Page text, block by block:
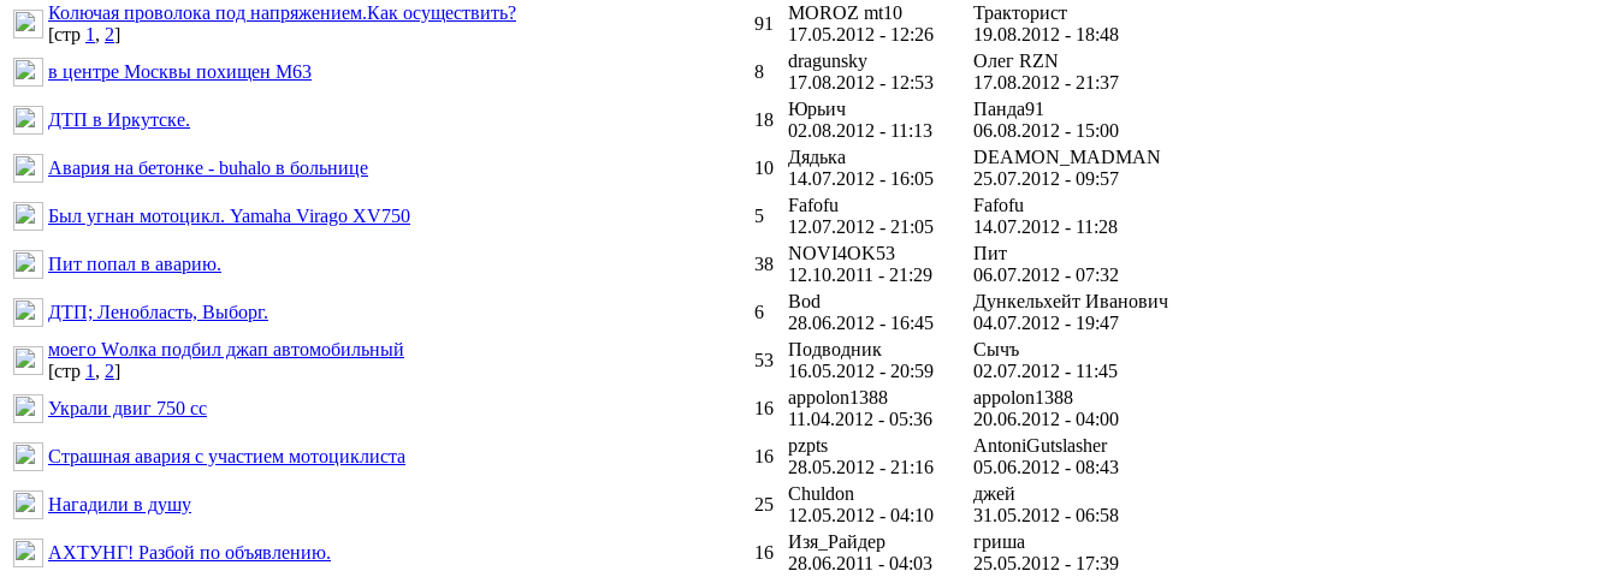
Колючая проволока под напряжением.Как осуществить?
[cтр 1, 2]
91
MOROZ mt10
17.05.2012 - 12:26
Тракторист
19.08.2012 - 18:48
в центре Москвы похищен М63
8
dragunsky
17.08.2012 - 12:53
Олег RZN
17.08.2012 - 21:37
ДТП в Иркутске.
18
Юрьич
02.08.2012 - 11:13
Панда91
06.08.2012 - 15:00
Авария на бетонке - buhalo в больнице
10
Дядька
14.07.2012 - 16:05
DEAMON_MADMAN
25.07.2012 - 09:57
Был угнан мотоцикл. Yamaha Virago XV750
5
Fafofu
12.07.2012 - 21:05
Fafofu
14.07.2012 - 11:28
Пит попал в аварию.
38
NOVI4OK53
12.10.2011 - 21:29
Пит
06.07.2012 - 07:32
ДТП; Ленобласть, Выборг.
6
Bod
28.06.2012 - 16:45
Дункельхейт Иванович
04.07.2012 - 19:47
моего Wолка подбил джап автомобильный
[cтр 1, 2]
53
Подводник
16.05.2012 - 20:59
Сычъ
02.07.2012 - 11:45
Украли двиг 750 сс
16
appolon1388
11.04.2012 - 05:36
appolon1388
20.06.2012 - 04:00
Страшная авария с участием мотоциклиста
16
pzpts
28.05.2012 - 21:16
AntoniGutslasher
05.06.2012 - 08:43
Нагадили в душу
25
Chuldon
12.05.2012 - 04:10
джей
31.05.2012 - 06:58
АХТУНГ! Разбой по объявлению.
16
Изя_Райдер
28.06.2011 - 04:03
гриша
25.05.2012 - 17:39